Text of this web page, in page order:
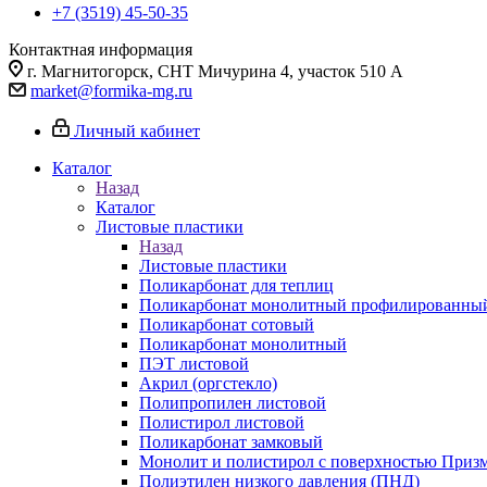
+7 (3519) 45-50-35
Контактная информация
г. Магнитогорск, СНТ Мичурина 4, участок 510 А
market@formika-mg.ru
Личный кабинет
Каталог
Назад
Каталог
Листовые пластики
Назад
Листовые пластики
Поликарбонат для теплиц
Поликарбонат монолитный
Поликарбонат сотовый
Поликарбонат монолитный
ПЭТ листовой
Акрил (оргстекло)
Полипропилен листовой
Полистирол листовой
Поликарбонат замковый
Монолит и полистирол с поверхностью
Полиэтилен низкого давления (ПНД)